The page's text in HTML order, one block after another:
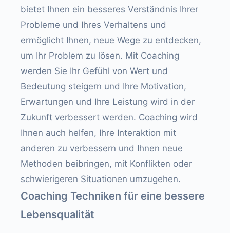
bietet Ihnen ein besseres Verständnis Ihrer
Probleme und Ihres Verhaltens und
ermöglicht Ihnen, neue Wege zu entdecken,
um Ihr Problem zu lösen. Mit Coaching
werden Sie Ihr Gefühl von Wert und
Bedeutung steigern und Ihre Motivation,
Erwartungen und Ihre Leistung wird in der
Zukunft verbessert werden. Coaching wird
Ihnen auch helfen, Ihre Interaktion mit
anderen zu verbessern und Ihnen neue
Methoden beibringen, mit Konflikten oder
schwierigeren Situationen umzugehen.
Coaching Techniken für eine bessere
Lebensqualität